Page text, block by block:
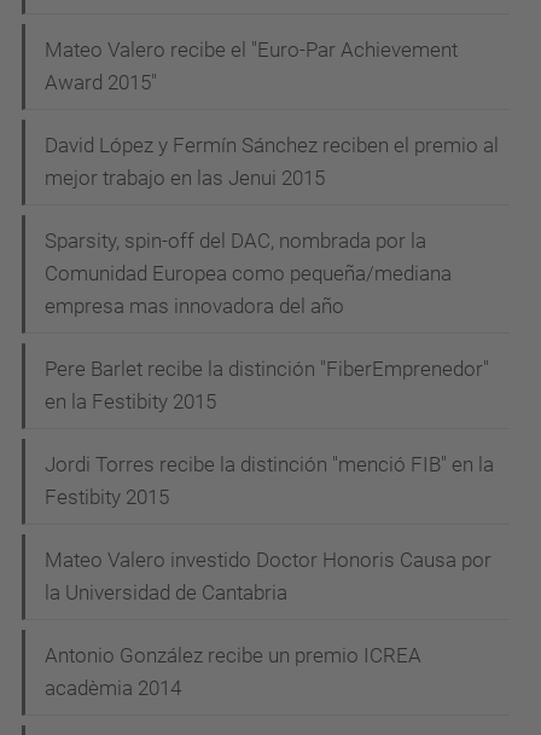
Mateo Valero recibe el "Euro-Par Achievement
Award 2015"
David López y Fermín Sánchez reciben el premio al
mejor trabajo en las Jenui 2015
Sparsity, spin-off del DAC, nombrada por la
Comunidad Europea como pequeña/mediana
empresa mas innovadora del año
Pere Barlet recibe la distinción "FiberEmprenedor"
en la Festibity 2015
Jordi Torres recibe la distinción "menció FIB" en la
Festibity 2015
Mateo Valero investido Doctor Honoris Causa por
la Universidad de Cantabria
Antonio González recibe un premio ICREA
acadèmia 2014